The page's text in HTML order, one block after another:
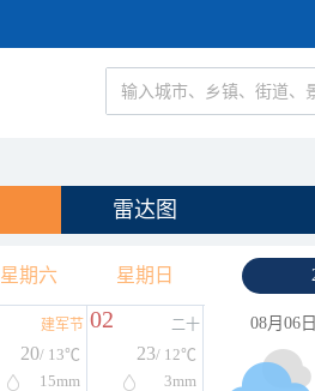
雷达图
星期六 星期日
建军节
20/ 13℃
15mm
02 二十
23/ 12℃
3mm
08月06日